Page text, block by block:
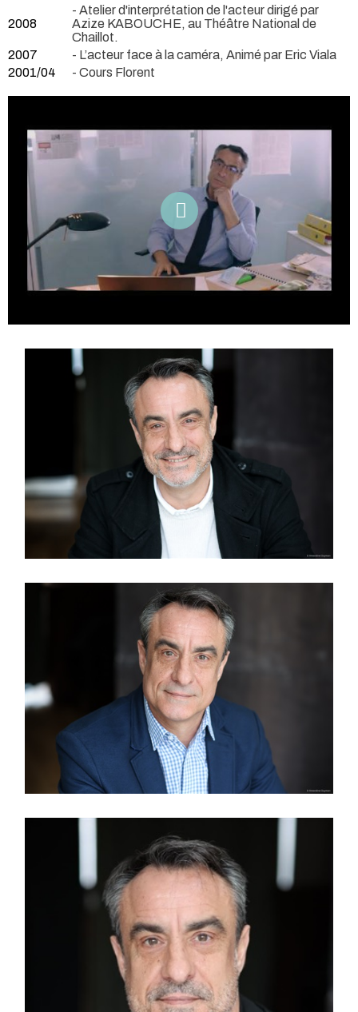
2008
- Atelier d'interprétation de l'acteur dirigé par
Azize KABOUCHE, au Théâtre National de
Chaillot.
2007
- L’acteur face à la caméra, Animé par Eric Viala
2001/04
- Cours Florent